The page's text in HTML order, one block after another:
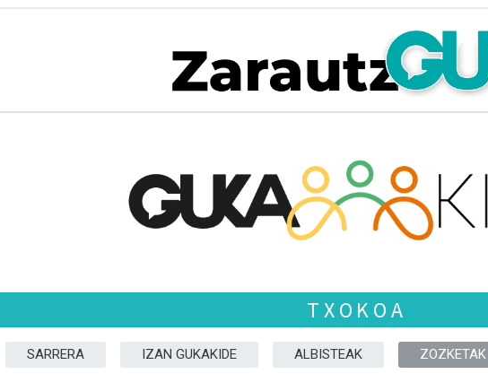
TXOKOA
SARRERA IZAN GUKAKIDE ALBISTEAK ZOZKETAK